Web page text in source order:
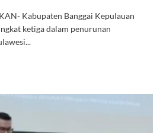
Kabupaten Banggai Kepulauan
ketiga dalam penurunan